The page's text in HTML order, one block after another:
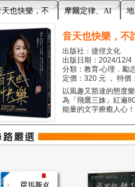
天也快樂，不 摩爾定律、AI
音天也快樂，不
出版社：捷徑文化
出版日期：2024/12/4
分類：教育‧心理．勵
定價：320 元 ， 特價
以風趣又豁達的態度
為「飛鷹三姝」紅遍
能量的文字療癒人心